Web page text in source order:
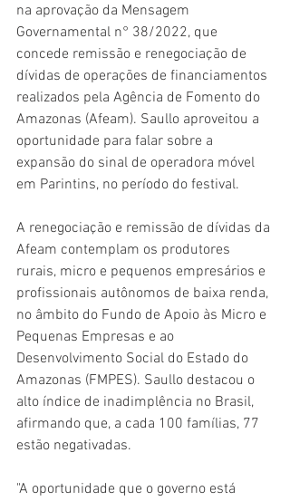
na aprovação da Mensagem
Governamental n° 38/2022, que
concede remissão e renegociação de
dívidas de operações de financiamentos
realizados pela Agência de Fomento do
Amazonas (Afeam). Saullo aproveitou a
oportunidade para falar sobre a
expansão do sinal de operadora móvel
em Parintins, no período do festival.
A renegociação e remissão de dívidas da
Afeam contemplam os produtores
rurais, micro e pequenos empresários e
profissionais autônomos de baixa renda,
no âmbito do Fundo de Apoio às Micro e
Pequenas Empresas e ao
Desenvolvimento Social do Estado do
Amazonas (FMPES). Saullo destacou o
alto índice de inadimplência no Brasil,
afirmando que, a cada 100 famílias, 77
estão negativadas.
"A oportunidade que o governo está